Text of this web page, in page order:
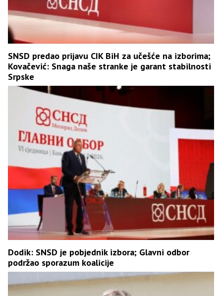
SNSD predao prijavu CIK BiH za učešće na izborima;
Kovačević: Snaga naše stranke je garant stabilnosti
Srpske
Dodik: SNSD je pobjednik izbora; Glavni odbor
podržao sporazum koalicije